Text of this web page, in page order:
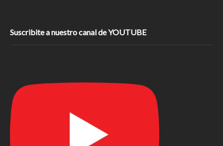
Suscribite a nuestro canal de YOUTUBE